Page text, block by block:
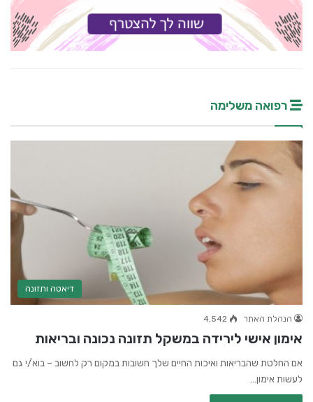
רפואה משלימה
דיאטה ותזונה
הנהלת האתר 4,542
אימון אישי לירידה במשקל תזונה נכונה ובריאות
אם החלטת שהבריאות ואיכות החיים שלך חשובות במקום רק לחשוב – בוא/י גם
לעשות אימון…